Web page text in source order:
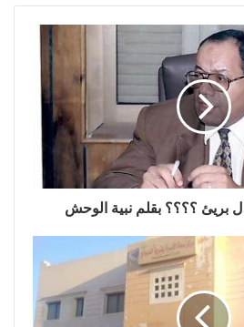
بريئ ؟؟؟؟ بقلم نبية الوحش